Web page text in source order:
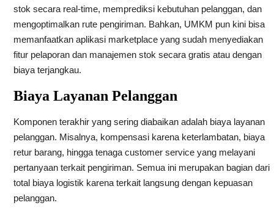
stok secara real-time, memprediksi kebutuhan pelanggan, dan
mengoptimalkan rute pengiriman. Bahkan, UMKM pun kini bisa
memanfaatkan aplikasi marketplace yang sudah menyediakan
fitur pelaporan dan manajemen stok secara gratis atau dengan
biaya terjangkau.
Biaya Layanan Pelanggan
Komponen terakhir yang sering diabaikan adalah biaya layanan
pelanggan. Misalnya, kompensasi karena keterlambatan, biaya
retur barang, hingga tenaga customer service yang melayani
pertanyaan terkait pengiriman. Semua ini merupakan bagian dari
total biaya logistik karena terkait langsung dengan kepuasan
pelanggan.